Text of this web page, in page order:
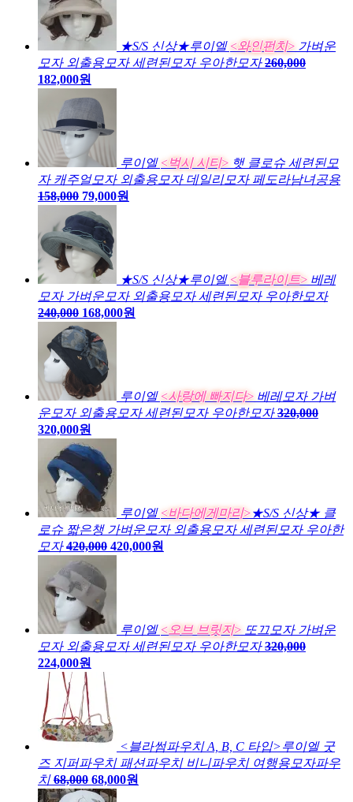
★S/S 신상★루이엘 <와인펀치> 가벼운
모자 외출용모자 세련된모자 우아한모자 260,000
182,000원
루이엘 <벅시 시티> 햇 클로슈 세련된모
자 캐주얼모자 외출용모자 데일리모자 페도라남녀공용
158,000 79,000원
★S/S 신상★루이엘 <블루라이트> 베레
모자 가벼운모자 외출용모자 세련된모자 우아한모자
240,000 168,000원
루이엘 <사랑에 빠지다> 베레모자 가벼
운모자 외출용모자 세련된모자 우아한모자 320,000
320,000원
루이엘 <바다에게마리>★S/S 신상★ 클
로슈 짧은챙 가벼운모자 외출용모자 세련된모자 우아한
모자 420,000 420,000원
루이엘 <오브 브릿지> 또끄모자 가벼운
모자 외출용모자 세련된모자 우아한모자 320,000
224,000원
<블라썸파우치 A, B, C 타입>루이엘 굿
즈 지퍼파우치 패션파우치 비니파우치 여행용모자파우
치 68,000 68,000원